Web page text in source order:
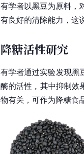
有学者以黑豆为原料，
有良好的清除能力，这
降糖活性研究
有学者通过实验发现黑
酶的活性，其中抑制效
物有关，可作为降糖食